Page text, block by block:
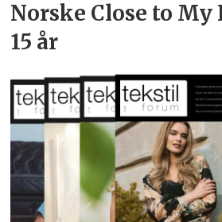
Norske Close to
15 år